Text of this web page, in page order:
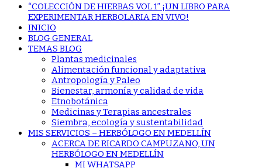
“COLECCIÓN DE HIERBAS VOL 1” ¡UN LIBRO PARA
EXPERIMENTAR HERBOLARIA EN VIVO!
INICIO
BLOG GENERAL
TEMAS BLOG
Plantas medicinales
Alimentación funcional y adaptativa
Antropología y Paleo
Bienestar, armonía y calidad de vida
Etnobotánica
Medicinas y Terapias ancestrales
Siembra, ecología y sustentabilidad
MIS SERVICIOS – HERBÓLOGO EN MEDELLÍN
ACERCA DE RICARDO CAMPUZANO, UN
HERBÓLOGO EN MEDELLÍN
MI WHATSAPP